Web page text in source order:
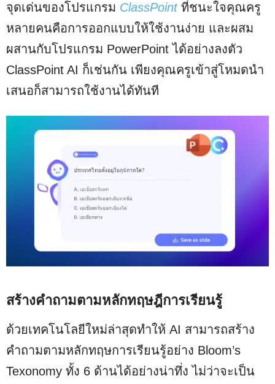
จุดเด่นของโปรแกรม ClassPointที่ชนะใจคุณครู
หลายคนคือการออกแบบให้ใช้งานง่าย และผสม
ผสานกับโปรแกรม PowerPoint ได้อย่างลงตัว
ClassPoint AI ก็เช่นกัน เพียงคุณครูเข้าสู่โหมดนำ
เสนอก็สามารถใช้งานได้ทันที
สร้างคำถามตามหลักทฤษฎีการเรียนรู้
ด้วยเทคโนโลยีใหม่ล่าสุดทำให้ AI สามารถสร้าง
คำถามตามหลักทฤษการเรียนรู้อย่าง Bloom’s
Texonomy ทั้ง 6 ด้านได้อย่างน่าทึ่ง ไม่ว่าจะเป็น